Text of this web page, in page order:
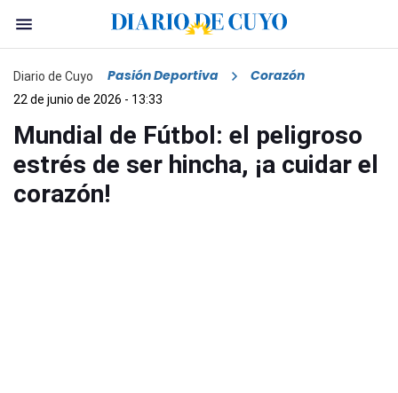
Diario de Cuyo Pasión Deportiva Corazón
22 de junio de 2026 - 13:33
Mundial de Fútbol: el peligroso
estrés de ser hincha, ¡a cuidar el
corazón!